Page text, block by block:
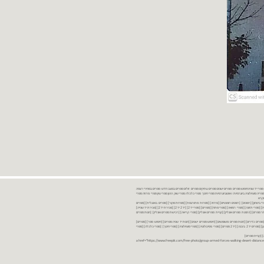
ספרים יד שניה ספרים משומשים ספרים חדשים ספרים יד 2 מכירת ספרים יד שניה ספרי יד שניהחיפוש ספרים ספרים ישנים ספרים עתיקים ספרים זולים ספרים במצב חדש ספרים במחירי רצפה
במבצע ספרים יד 2 ברמת גן ספרים יד 2 ביבנה יד 2 ספרים ספרי פסיכולוגיה ספריה סוציולוגיה ביוגרפיות ו אוטוביוגרפיות ספרי חינוך ספרי כלכלה ספרי שוק ההון ספרי עיון ספרי פרוזה ספרי
ביטחון] [רומנים] [רומנים רומנטיים] [פרוזה] [ספרות מתורגמת] [ספרות מקור] [ספרים באנגלית] [ספרים
חדשים מהחנות] [ספרים מומלצים] [ספרי בישול] [ספרי עידן חדש] [ספרי עסקים] [ספרי מורשת] [מחזות] [ספרי שירה] [ספרי בריאות] [ספרי תזונה] [ספרי רפואה] [ספרי מתח] [ספרים] [ספרי יד 2[ [יד 2 יד 2[ [מכירת יד 2[ [מכירת יד שנייה]
יד 2[ [ספר] [ספרים יד 2[ [הזמנת ספרים] [יד 2 ספרים] [ספרים בזול] [אתר ספרים] [הזמנת ספרים אונליין] [קניית ספרים אונליין] [ספרי קריאה] [רכישת ספרים אונליין] [חנות ספרים
נדירים] [חנות ספרים משומשים] [חיפוש ספרים ישנים] [חנות יד שניה ספרים] [חיפוש ספר] [ספרים]
[חנות ספרים זולים] [ספרים חדשים] [ספרים במחירי רצפה] [ספרים במשלוח חינם] [ספרים במשלוח עד הבית] [ספרים יד 2 ברמת גן] [ספרים יד 2 ביבנה] [יד 2 ספרים] [ספרי פסיכולוגיה] [ספרי סוציולוגיה] [ספרי חינוך] [ספרי כלכלה] [ספרי
[קניית ספרים]
<a href="https://www.freepik.com/free-photo/group-armed-forces-walking-desert-